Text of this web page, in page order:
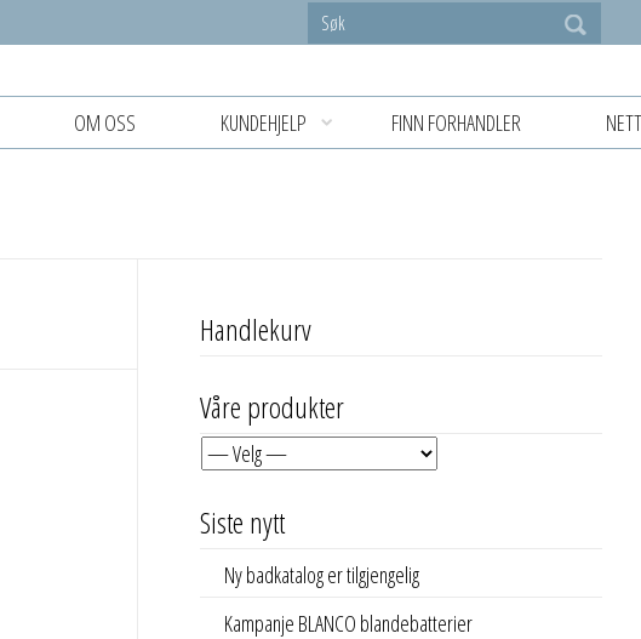
OM OSS KUNDEHJELP FINN FORHANDLER
Handlekurv
Våre produkter
Siste nytt
Ny badkatalog er tilgjengelig
Kampanje BLANCO blandebatterier